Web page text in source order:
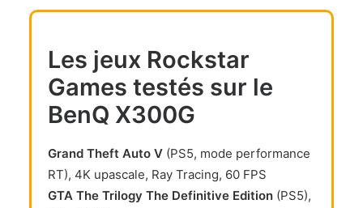
Les jeux Rockstar
Games testés sur le
BenQ X300G
Grand Theft Auto V (PS5, mode performance
RT), 4K upascale, Ray Tracing, 60 FPS
GTA The Trilogy The Definitive Edition (PS5),